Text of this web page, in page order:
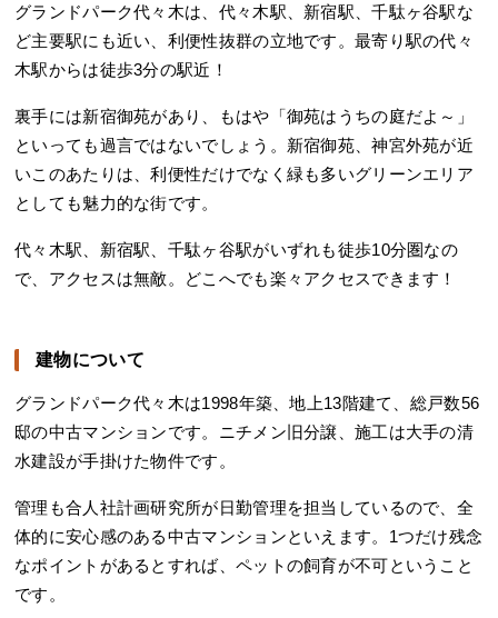
グランドパーク代々木は、代々木駅、新宿駅、千駄ヶ谷駅な
ど主要駅にも近い、利便性抜群の立地です。最寄り駅の代々
木駅からは徒歩3分の駅近！
裏手には新宿御苑があり、もはや「御苑はうちの庭だよ～」
といっても過言ではないでしょう。新宿御苑、神宮外苑が近
いこのあたりは、利便性だけでなく緑も多いグリーンエリア
としても魅力的な街です。
代々木駅、新宿駅、千駄ヶ谷駅がいずれも徒歩10分圏なの
で、アクセスは無敵。どこへでも楽々アクセスできます！
建物について
グランドパーク代々木は1998年築、地上13階建て、総戸数56
邸の中古マンションです。ニチメン旧分譲、施工は大手の清
水建設が手掛けた物件です。
管理も合人社計画研究所が日勤管理を担当しているので、全
体的に安心感のある中古マンションといえます。1つだけ残念
なポイントがあるとすれば、ペットの飼育が不可ということ
です。